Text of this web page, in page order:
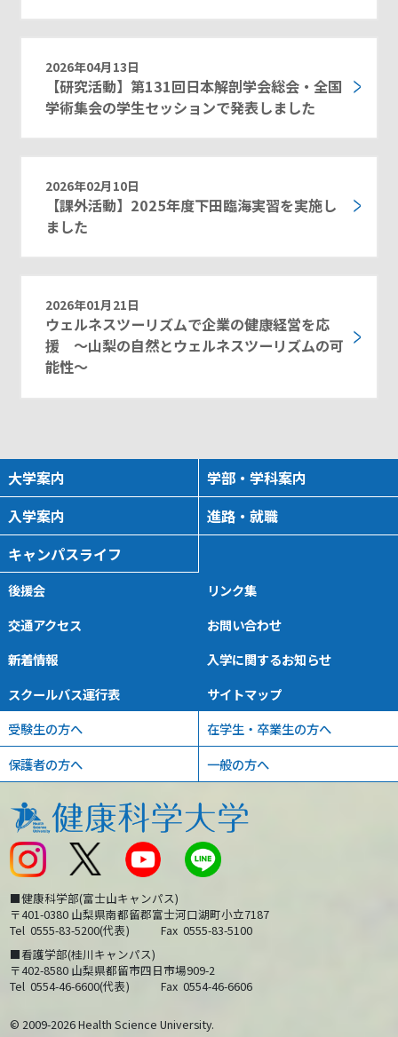
2026年04月13日
【研究活動】第131回日本解剖学会総会・全国
学術集会の学生セッションで発表しました
2026年02月10日
【課外活動】2025年度下田臨海実習を実施し
ました
2026年01月21日
ウェルネスツーリズムで企業の健康経営を応
援 ～山梨の自然とウェルネスツーリズムの可
能性～
大学案内
学部・学科案内
入学案内
進路・就職
キャンパスライフ
後援会
リンク集
交通アクセス
お問い合わせ
新着情報
入学に関するお知らせ
スクールバス運行表
サイトマップ
受験生の方へ
在学生・卒業生の方へ
保護者の方へ
一般の方へ
■健康科学部(富士山キャンパス)
〒401-0380 山梨県南都留郡富士河口湖町小立7187
Tel 0555-83-5200(代表) Fax 0555-83-5100
■看護学部(桂川キャンパス)
〒402-8580 山梨県都留市四日市場909-2
Tel 0554-46-6600(代表) Fax 0554-46-6606
© 2009-2026 Health Science University.